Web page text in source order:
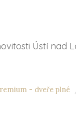
Ústí nad
- dveře plné